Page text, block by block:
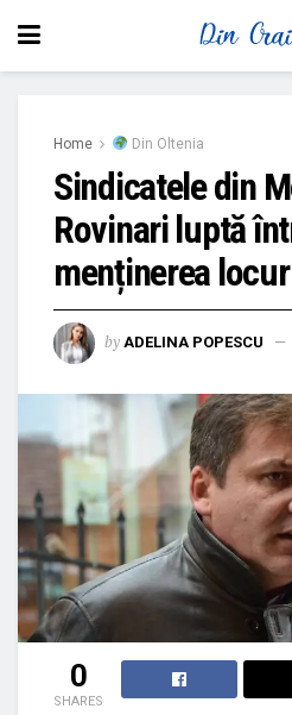
Home Din Oltenia
Sindicatele din
Rovinari luptă
menținerea
by ADELINA POPESCU
0
SHARES